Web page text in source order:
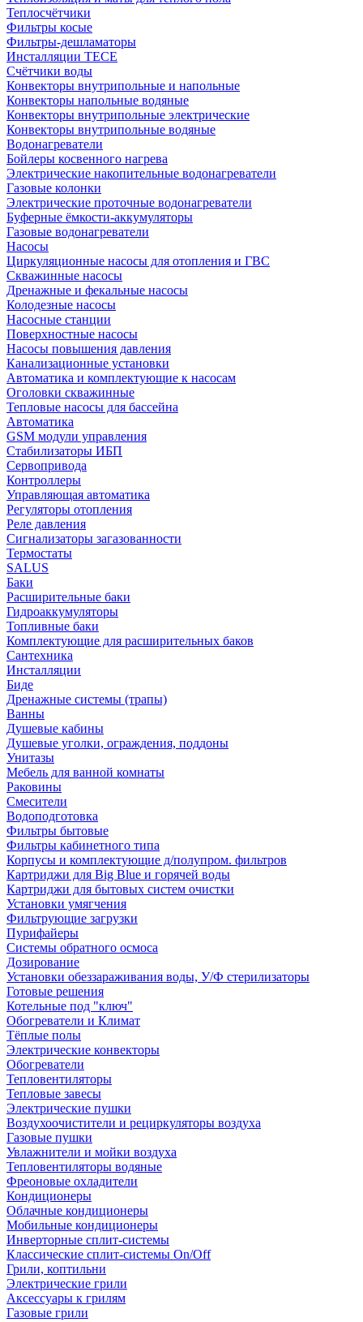
Теплосчётчики
Фильтры косые
Фильтры-дешламаторы
Инсталляции TECE
Счётчики воды
Конвекторы внутрипольные и напольные
Конвекторы напольные водяные
Конвекторы внутрипольные электрические
Конвекторы внутрипольные водяные
Водонагреватели
Бойлеры косвенного нагрева
Электрические накопительные водонагреватели
Газовые колонки
Электрические проточные водонагреватели
Буферные ёмкости-аккумуляторы
Газовые водонагреватели
Насосы
Циркуляционные насосы для отопления и ГВС
Скважинные насосы
Дренажные и фекальные насосы
Колодезные насосы
Насосные станции
Поверхностные насосы
Насосы повышения давления
Канализационные установки
Автоматика и комплектующие к насосам
Оголовки скважинные
Тепловые насосы для бассейна
Автоматика
GSM модули управления
Стабилизаторы ИБП
Сервопривода
Контроллеры
Управляющая автоматика
Регуляторы отопления
Реле давления
Сигнализаторы загазованности
Термостаты
SALUS
Баки
Расширительные баки
Гидроаккумуляторы
Топливные баки
Комплектующие для расширительных баков
Сантехника
Инсталляции
Биде
Дренажные системы (трапы)
Ванны
Душевые кабины
Душевые уголки, ограждения, поддоны
Унитазы
Мебель для ванной комнаты
Раковины
Смесители
Водоподготовка
Фильтры бытовые
Фильтры кабинетного типа
Корпусы и комплектующие д/полупром. фильтров
Картриджи для Big Blue и горячей воды
Картриджи для бытовых систем очистки
Установки умягчения
Фильтрующие загрузки
Пурифайеры
Системы обратного осмоса
Дозирование
Установки обеззараживания воды, У/Ф стерилизаторы
Готовые решения
Котельные под "ключ"
Обогреватели и Климат
Тёплые полы
Электрические конвекторы
Обогреватели
Тепловентиляторы
Тепловые завесы
Электрические пушки
Воздухоочистители и рециркуляторы воздуха
Газовые пушки
Увлажнители и мойки воздуха
Тепловентиляторы водяные
Фреоновые охладители
Кондиционеры
Облачные кондиционеры
Мобильные кондиционеры
Инверторные сплит-системы
Классические сплит-системы On/Off
Грили, коптильни
Электрические грили
Аксессуары к грилям
Газовые грили